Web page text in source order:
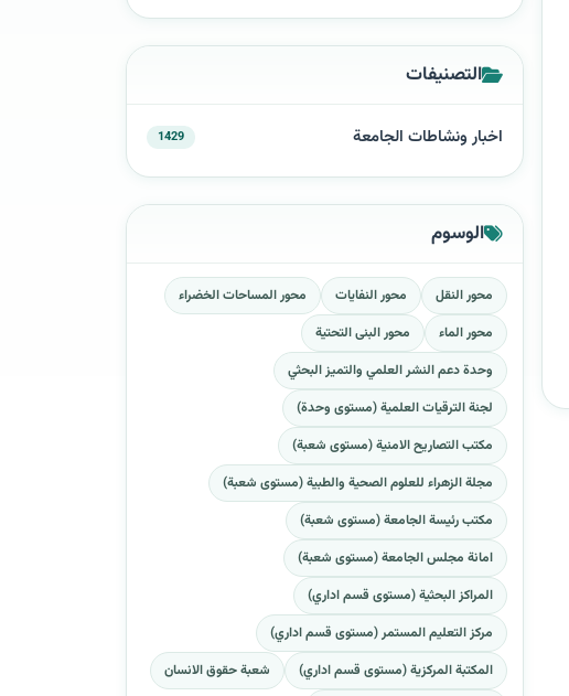
التصنيفات
اخبار ونشاطات الجامعة 1429
الوسوم
محور النقل محور النفايات
محور المساحات الخضراء
محور الماء
محور البنى التحتية
وحدة دعم النشر العلمي والتميز البحثي
لجنة الترقيات العلمية (مستوى وحدة)
مكتب التصاريح الامنية (مستوى شعبة)
مجلة الزهراء للعلوم الصحية والطبية (مستوى شعبة)
مكتب رئيسة الجامعة (مستوى شعبة)
امانة مجلس الجامعة (مستوى شعبة)
المراكز البحثية (مستوى قسم اداري)
مركز التعليم المستمر (مستوى قسم اداري)
المكتبة المركزية (مستوى قسم اداري)
شعبة حقوق الانسان